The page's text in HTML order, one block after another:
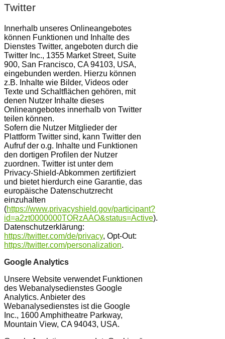
Twitter
Innerhalb unseres Onlineangebotes
können Funktionen und Inhalte des
Dienstes Twitter, angeboten durch die
Twitter Inc., 1355 Market Street, Suite
900, San Francisco, CA 94103, USA,
eingebunden werden. Hierzu können
z.B. Inhalte wie Bilder, Videos oder
Texte und Schaltflächen gehören, mit
denen Nutzer Inhalte dieses
Onlineangebotes innerhalb von Twitter
teilen können.
Sofern die Nutzer Mitglieder der
Plattform Twitter sind, kann Twitter den
Aufruf der o.g. Inhalte und Funktionen
den dortigen Profilen der Nutzer
zuordnen. Twitter ist unter dem
Privacy-Shield-Abkommen zertifiziert
und bietet hierdurch eine Garantie, das
europäische Datenschutzrecht
einzuhalten
(https://www.privacyshield.gov/participant?
id=a2zt0000000TORzAAO&status=Active).
Datenschutzerklärung:
https://twitter.com/de/privacy, Opt-Out:
https://twitter.com/personalization.
Google Analytics
Unsere Website verwendet Funktionen
des Webanalysedienstes Google
Analytics. Anbieter des
Webanalysedienstes ist die Google
Inc., 1600 Amphitheatre Parkway,
Mountain View, CA 94043, USA.